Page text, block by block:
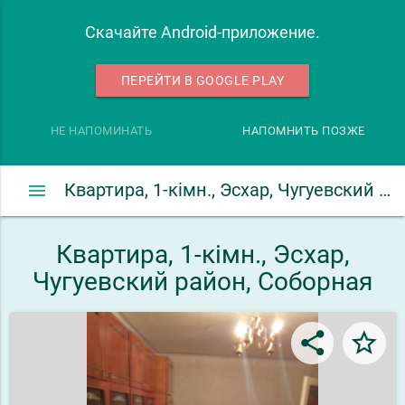
Скачайте Android-приложение.
ПЕРЕЙТИ В GOOGLE PLAY
НЕ НАПОМИНАТЬ НАПОМНИТЬ ПОЗЖЕ
Квартира, 1-кімн., Эсхар, Чугуевский район, Соборная
menu
Квартира, 1-кімн., Эсхар,
Чугуевский район, Соборная
share star_border